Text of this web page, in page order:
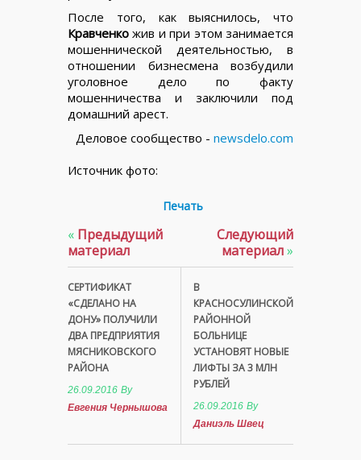
После того, как выяснилось, что
Кравченко жив и при этом занимается
мошеннической деятельностью, в
отношении бизнесмена возбудили
уголовное дело по факту
мошенничества и заключили под
домашний арест.
Деловое сообщество - newsdelo.com
Источник фото:
Печать
« Предыдущий
материал
СЕРТИФИКАТ
«СДЕЛАНО НА
ДОНУ» ПОЛУЧИЛИ
ДВА ПРЕДПРИЯТИЯ
МЯСНИКОВСКОГО
РАЙОНА
26.09.2016 By
Евгения Чернышова
Следующий
материал»
В
КРАСНОСУЛИНСКОЙ
РАЙОННОЙ
БОЛЬНИЦЕ
УСТАНОВЯТ НОВЫЕ
ЛИФТЫ ЗА 3 МЛН
РУБЛЕЙ
26.09.2016 By
Даниэль Швец